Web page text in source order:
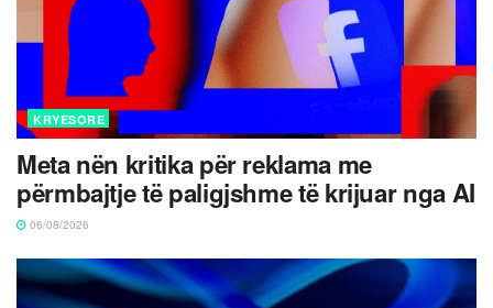
KRYESORE
Meta nën kritika për reklama me
përmbajtje të paligjshme të krijuar nga AI
06/08/2026